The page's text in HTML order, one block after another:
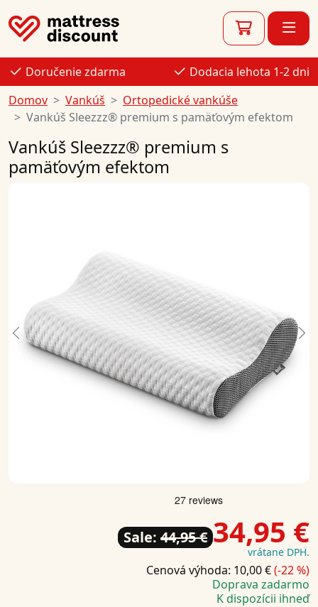
Doručenie zdarma
Dodacia lehota 1-2 dni
Domov
Vankúš
Ortopedické vankúše
Vankúš Sleezzz® premium s pamäťovým efektom
Vankúš Sleezzz® premium s
pamäťovým efektom
Previous
Sale: 44,95 € 34,95 €
vrátane DPH.
Cenová výhoda: 10,00 €(-22 %)
Doprava zadarmo
K dispozícii ihneď